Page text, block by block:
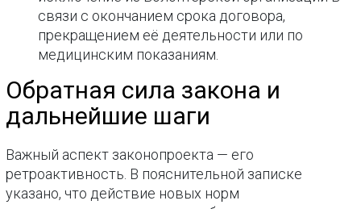
связи с окончанием срока договора,
прекращением её деятельности или по
медицинским показаниям.
Обратная сила закона и
дальнейшие шаги
Важный аспект законопроекта — его
ретроактивность. В пояснительной записке
указано, что действие новых норм